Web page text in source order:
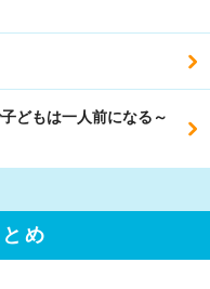
どもは一人前になる～
め